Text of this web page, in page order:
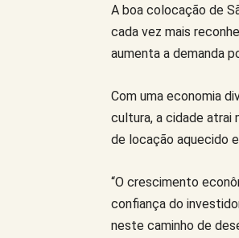
A boa colocação de
cada vez mais
aumenta a demanda
Com uma economia
cultura, a cidade atrai
de locação aquecido
“O crescimento
confiança do
neste caminho de